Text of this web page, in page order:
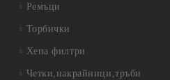
Ремъци
Торбички
Хепа филтри
Четки,накрайници,тръби